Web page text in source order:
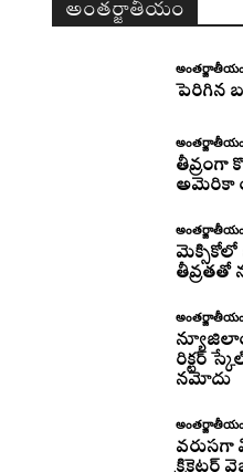
అంతర్జాతీయం
పెరిగిన
తీవ్రంగా
అమెరికా
మెక్సికోలో
తీవ్రతతో
రిక్టర్‌
నమోదు
వరుసగా
క్రికెటర్